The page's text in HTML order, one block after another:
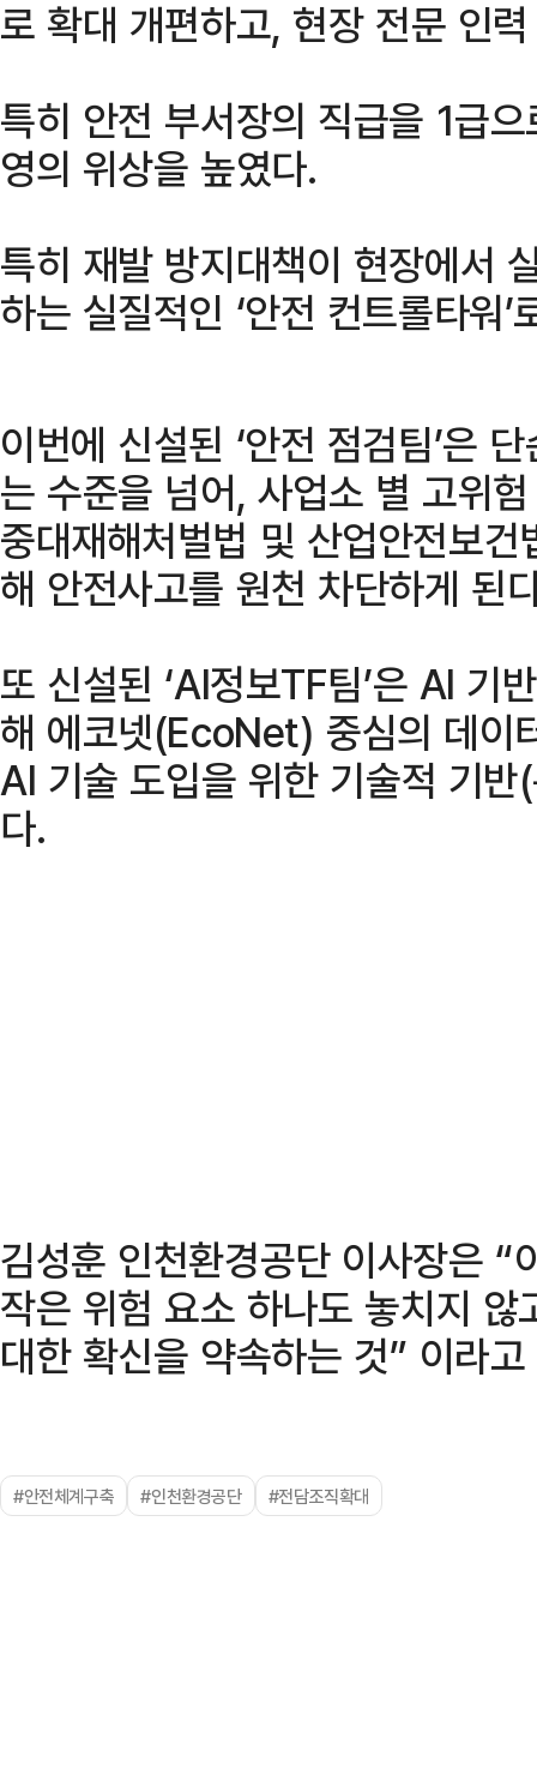
로 확대 개편하고, 현장 전문 인
특히 안전 부서장의 직급을 1급
영의 위상을 높였다.
특히 재발 방지대책이 현장에서
하는 실질적인 ‘안전 컨트롤타워
이번에 신설된 ‘안전 점검팀’은
는 수준을 넘어, 사업소 별 고위
중대재해처벌법 및 산업안전보
해 안전사고를 원천 차단하게 된
또 신설된 ‘AI정보TF팀’은 AI 기
해 에코넷(EcoNet) 중심의 데이
AI 기술 도입을 위한 기술적 기반
다.
김성훈 인천환경공단 이사장은 “
작은 위험 요소 하나도 놓치지
대한 확신을 약속하는 것” 이라
#안전체계구축 #인천환경공단 #전담조직확대